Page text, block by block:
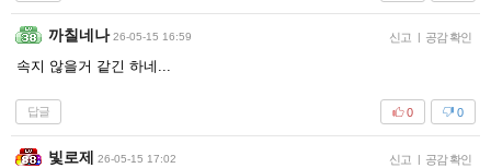
까칠네나 26-05-15 16:59 신고 | 공감 확인
속지 않을거 같긴 하네...
답글 0
0
빛로제 26-05-15 17:02 신고 | 공감 확인